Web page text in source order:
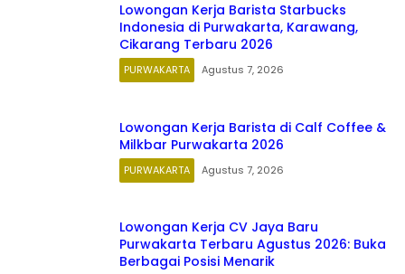
Lowongan Kerja Barista Starbucks
Indonesia di Purwakarta, Karawang,
Cikarang Terbaru 2026
PURWAKARTA Agustus 7, 2026
Lowongan Kerja Barista di Calf Coffee &
Milkbar Purwakarta 2026
PURWAKARTA Agustus 7, 2026
Lowongan Kerja CV Jaya Baru
Purwakarta Terbaru Agustus 2026: Buka
Berbagai Posisi Menarik